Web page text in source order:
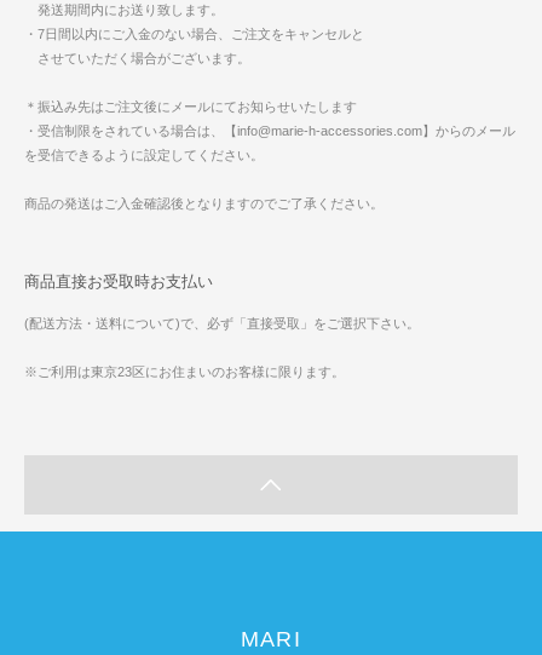
発送期間内にお送り致します。
・7日間以内にご入金のない場合、ご注文をキャンセルと
させていただく場合がございます。
＊振込み先はご注文後にメールにてお知らせいたします
・受信制限をされている場合は、【info@marie-h-accessories.com】からのメール
を受信できるように設定してください。
商品の発送はご入金確認後となりますのでご了承ください。
商品直接お受取時お支払い
(配送方法・送料について)で、必ず「直接受取」をご選択下さい。
※ご利用は東京23区にお住まいのお客様に限ります。
MARI